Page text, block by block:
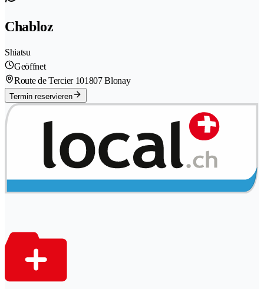
Chabloz
Shiatsu
Geöffnet
Route de Tercier 101807 Blonay
Termin reservieren